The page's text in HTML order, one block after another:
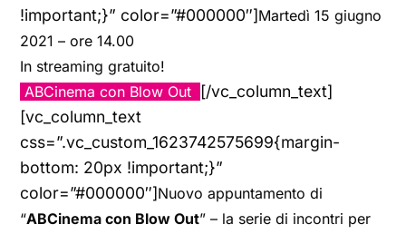
!important;}” color=”#000000″]Martedì 15 giugno
2021 – ore 14.00
In streaming gratuito!
ABCinema con Blow Out [/vc_column_text]
[vc_column_text
css=”.vc_custom_1623742575699{margin-
bottom: 20px !important;}”
color=”#000000″]Nuovo appuntamento di
“ABCinema con Blow Out” – la serie di incontri per